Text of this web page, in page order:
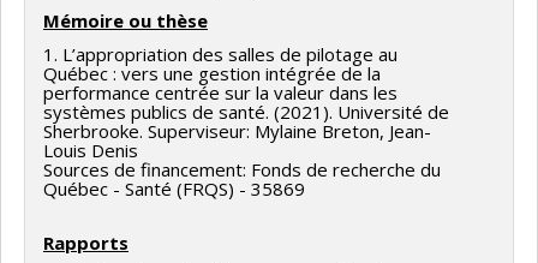
Mémoire ou thèse
1. L’appropriation des salles de pilotage au
Québec : vers une gestion intégrée de la
performance centrée sur la valeur dans les
systèmes publics de santé. (2021). Université de
Sherbrooke. Superviseur: Mylaine Breton, Jean-
Louis Denis
Sources de financement: Fonds de recherche du
Québec - Santé (FRQS) - 35869
Rapports